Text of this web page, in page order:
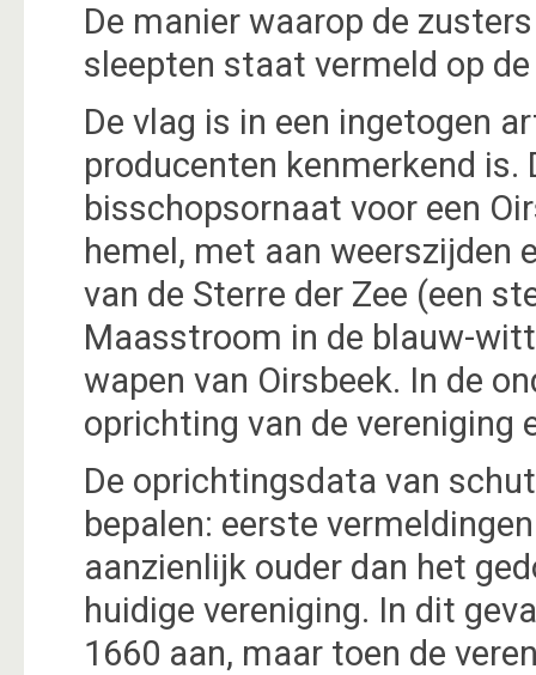
De manier waarop de
sleepten staat vermeld op
De vlag is in een ingetogen
producenten kenmerkend
bisschopsornaat voor een
hemel, met aan weerszijden
van de Sterre der Zee (een
Maasstroom in de blauw-
wapen van Oirsbeek. In de
oprichting van de vereniging
De oprichtingsdata van
bepalen: eerste
aanzienlijk ouder dan het
huidige vereniging. In dit
1660 aan, maar toen de